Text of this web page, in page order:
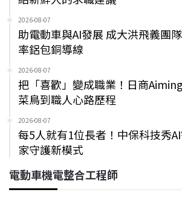
2026-08-07
助電動車與AI發展 成大洪飛義團
率鋁包銅導線
2026-08-07
把「喜歡」變成職業！日商
菜鳥到職人心路歷程
2026-08-07
每5人就有1位長者！中保科技秀
家守護新模式
電動車機電整合工程師